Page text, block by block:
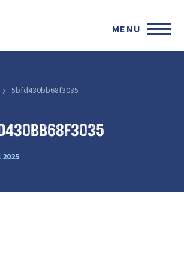
MENU
5bfd430bb68f3035